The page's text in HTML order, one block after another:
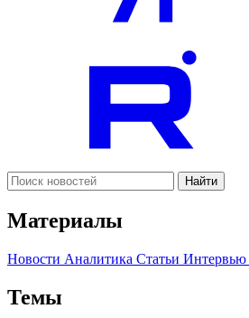
Найти
Материалы
Новости Аналитика Статьи Интервью
Темы